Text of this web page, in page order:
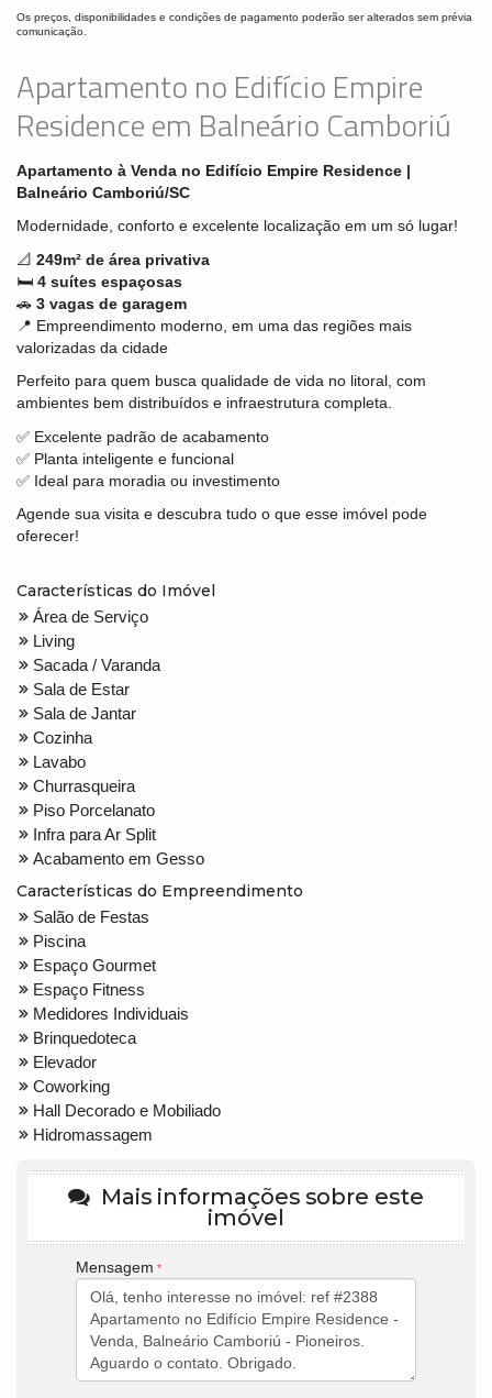
Os preços, disponibilidades e condições de pagamento poderão ser alterados sem prévia
comunicação.
Apartamento no Edifício Empire
Residence em Balneário Camboriú
Apartamento à Venda no Edifício Empire Residence |
Balneário Camboriú/SC
Modernidade, conforto e excelente localização em um só lugar!
📐 249m² de área privativa
🛏 4 suítes espaçosas
🚗 3 vagas de garagem
📍 Empreendimento moderno, em uma das regiões mais
valorizadas da cidade
Perfeito para quem busca qualidade de vida no litoral, com
ambientes bem distribuídos e infraestrutura completa.
✅ Excelente padrão de acabamento
✅ Planta inteligente e funcional
✅ Ideal para moradia ou investimento
Agende sua visita e descubra tudo o que esse imóvel pode
oferecer!
Características do Imóvel
Área de Serviço
Living
Sacada / Varanda
Sala de Estar
Sala de Jantar
Cozinha
Lavabo
Churrasqueira
Piso Porcelanato
Infra para Ar Split
Acabamento em Gesso
Características do Empreendimento
Salão de Festas
Piscina
Espaço Gourmet
Espaço Fitness
Medidores Individuais
Brinquedoteca
Elevador
Coworking
Hall Decorado e Mobiliado
Hidromassagem
Mais informações sobre este
imóvel
Mensagem